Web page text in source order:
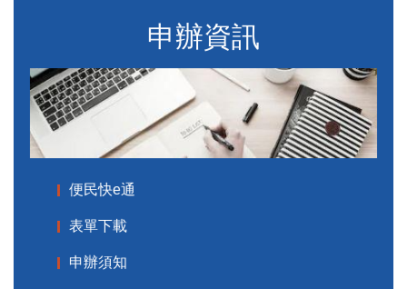
申辦資訊
便民快e通
表單下載
申辦須知